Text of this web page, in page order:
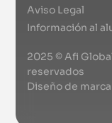
Aviso Legal
Información al
2025 © Afi
reservados
Diseño de